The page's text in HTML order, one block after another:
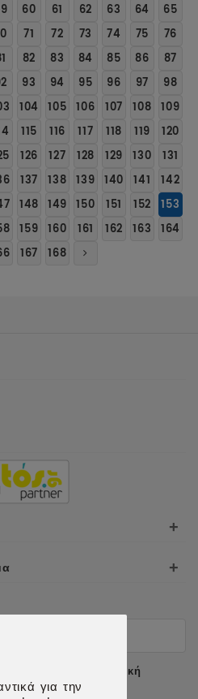
60 61 62 63 64
65
71 72 73 74 75
76
82 83 84 85 86
87
93 94 95 96 97
98
104 105 106 107 108 109
115 116 117 118 119
120
126 127 128 129 130
131
137 138 139 140 141
142
148 149 150 151 152
153
159 160 161 162 163
164
167 168
+
+
πολιτική
για την